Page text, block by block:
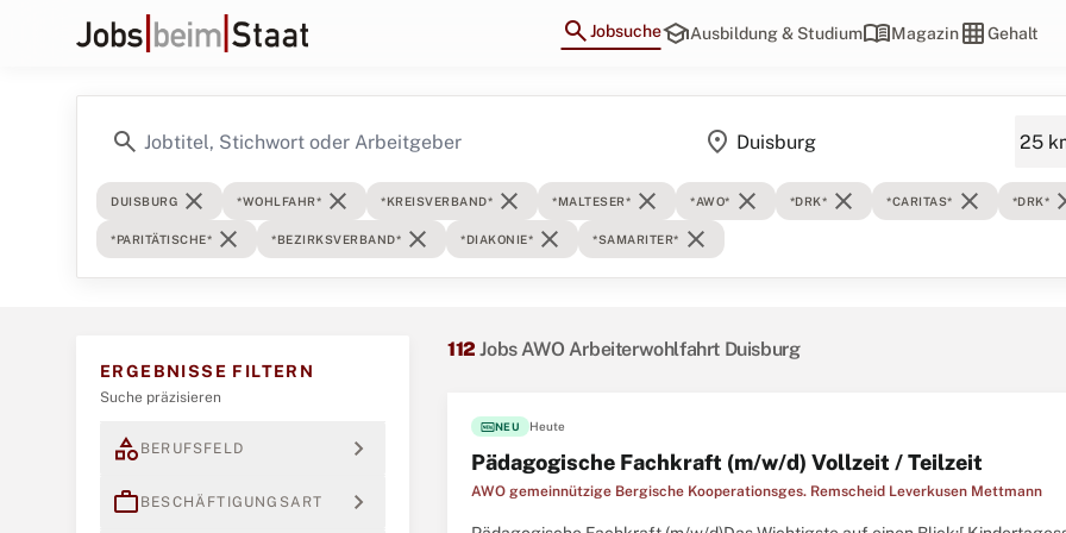
searchJobsucheschoolAusbildung & Studiummenu_bookMagazingrid_onGehalt
search location_on
DUISBURG close *WOHLFAHR* close *KREISVERBAND* close *MALTESER* close *AWO* close *DRK* close *CARITAS* close *DRK*
*PARITÄTISCHE* close *BEZIRKSVERBAND* close *DIAKONIE* close *SAMARITER* close
ERGEBNISSE FILTERN
Suche präzisieren
category BERUFSFELD expand_more
work BESCHÄFTIGUNGSART expand_more
112 Jobs AWO Arbeiterwohlfahrt Duisburg
fiber_newNEU Heute
Pädagogische Fachkraft (m/w/d) Vollzeit / Teilzeit
AWO gemeinnützige Bergische Kooperationsges. Remscheid Leverkusen Mettmann